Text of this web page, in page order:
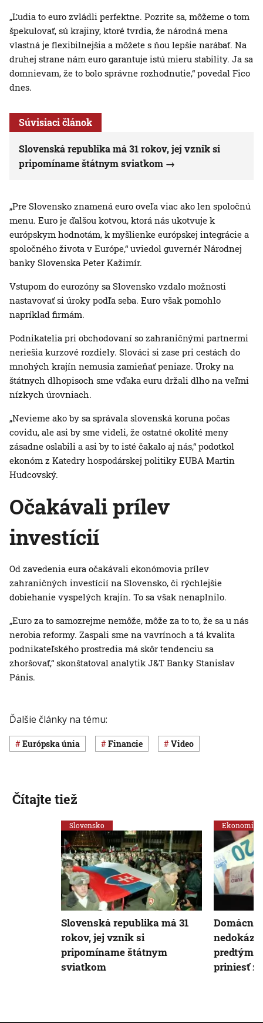
„Ľudia to euro zvládli perfektne. Pozrite sa, môžeme o tom
špekulovať, sú krajiny, ktoré tvrdia, že národná mena
vlastná je flexibilnejšia a môžete s ňou lepšie narábať. Na
druhej strane nám euro garantuje istú mieru stability. Ja sa
domnievam, že to bolo správne rozhodnutie,“ povedal Fico
dnes.
Súvisiaci článok
Slovenská republika má 31 rokov, jej vznik si
pripomíname štátnym sviatkom
„Pre Slovensko znamená euro oveľa viac ako len spoločnú
menu. Euro je ďalšou kotvou, ktorá nás ukotvuje k
európskym hodnotám, k myšlienke európskej integrácie a
spoločného života v Európe,“ uviedol guvernér Národnej
banky Slovenska Peter Kažimír.
Vstupom do eurozóny sa Slovensko vzdalo možnosti
nastavovať si úroky podľa seba. Euro však pomohlo
napríklad firmám.
Podnikatelia pri obchodovaní so zahraničnými partnermi
neriešia kurzové rozdiely. Slováci si zase pri cestách do
mnohých krajín nemusia zamieňať peniaze. Úroky na
štátnych dlhopisoch sme vďaka euru držali dlho na veľmi
nízkych úrovniach.
„Nevieme ako by sa správala slovenská koruna počas
covidu, ale asi by sme videli, že ostatné okolité meny
zásadne oslabili a asi by to isté čakalo aj nás,“ podotkol
ekonóm z Katedry hospodárskej politiky EUBA Martin
Hudcovský.
Očakávali prílev
investícií
Od zavedenia eura očakávali ekonómovia prílev
zahraničných investícií na Slovensko, či rýchlejšie
dobiehanie vyspelých krajín. To sa však nenaplnilo.
„Euro za to samozrejme nemôže, môže za to to, že sa u nás
nerobia reformy. Zaspali sme na vavrínoch a tá kvalita
podnikateľského prostredia má skôr tendenciu sa
zhoršovať,“ skonštatoval analytik J&T Banky Stanislav
Pánis.
Ďalšie články na tému:
Európska únia Financie Video
Čítajte tiež
Slovensko
Slovenská republika má 31
rokov, jej vznik si
pripomíname štátnym
sviatkom
Ekonomika
predtým.
priniesť